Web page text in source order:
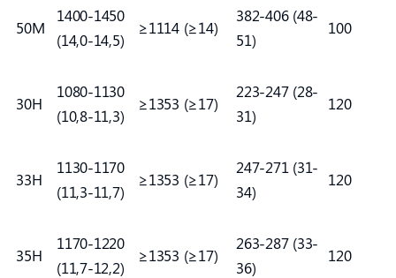
50M
1400-1450
(14,0-14,5)
≥1114 (≥14)
382-406 (48-
51)
100
30H
1080-1130
(10,8-11,3)
≥1353 (≥17)
223-247 (28-
31)
120
33H
1130-1170
(11,3-11,7)
≥1353 (≥17)
247-271 (31-
34)
120
35H
1170-1220
(11,7-12,2)
≥1353 (≥17)
263-287 (33-
36)
120